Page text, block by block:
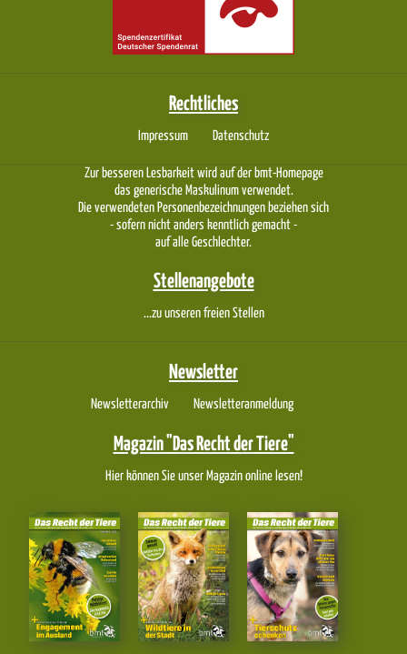
Rechtliches
Impressum Datenschutz
Zur besseren Lesbarkeit wird auf der bmt-Homepage
das generische Maskulinum verwendet.
Die verwendeten Personenbezeichnungen beziehen sich
- sofern nicht anders kenntlich gemacht -
auf alle Geschlechter.
Stellenangebote
...zu unseren freien Stellen
Newsletter
Newsletterarchiv Newsletteranmeldung
Magazin "Das Recht der Tiere"
Hier können Sie unser Magazin online lesen!